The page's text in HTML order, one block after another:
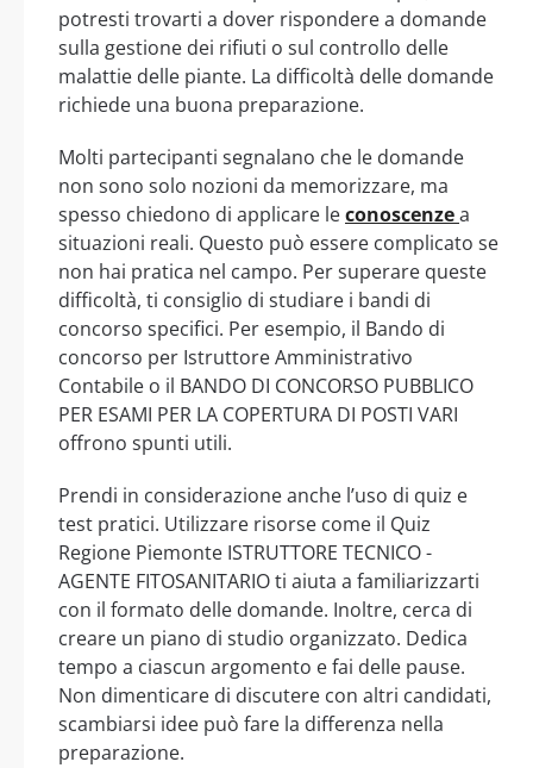
potresti trovarti a dover rispondere a domande
sulla gestione dei rifiuti o sul controllo delle
malattie delle piante. La difficoltà delle domande
richiede una buona preparazione.
Molti partecipanti segnalano che le domande
non sono solo nozioni da memorizzare, ma
spesso chiedono di applicare leconoscenzea
situazioni reali. Questo può essere complicato se
non hai pratica nel campo. Per superare queste
difficoltà, ti consiglio di studiare i bandi di
concorso specifici. Per esempio, il Bando di
concorso per Istruttore Amministrativo
Contabile o il BANDO DI CONCORSO PUBBLICO
PER ESAMI PER LA COPERTURA DI POSTI VARI
offrono spunti utili.
Prendi in considerazione anche l’uso di quiz e
test pratici. Utilizzare risorse come il Quiz
Regione Piemonte ISTRUTTORE TECNICO -
AGENTE FITOSANITARIO ti aiuta a familiarizzarti
con il formato delle domande. Inoltre, cerca di
creare un piano di studio organizzato. Dedica
tempo a ciascun argomento e fai delle pause.
Non dimenticare di discutere con altri candidati,
scambiarsi idee può fare la differenza nella
preparazione.